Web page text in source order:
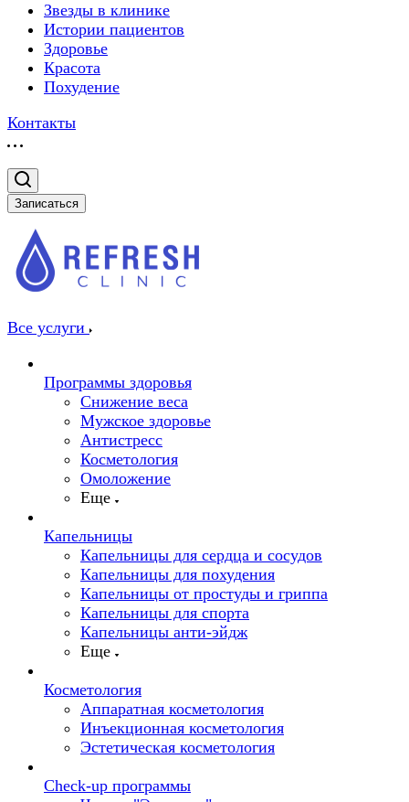
Звезды в клинике
Истории пациентов
Здоровье
Красота
Похудение
Контакты
Записаться
Все услуги
Программы здоровья
Снижение веса
Мужское здоровье
Антистресс
Косметология
Омоложение
Еще
Капельницы
Капельницы для сердца и сосудов
Капельницы для похудения
Капельницы от простуды и гриппа
Капельницы для спорта
Капельницы анти-эйдж
Еще
Косметология
Аппаратная косметология
Инъекционная косметология
Эстетическая косметология
Check-up программы